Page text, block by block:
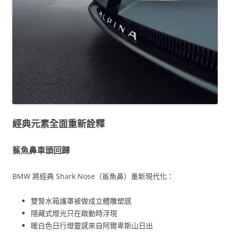
經典元素全面重新詮釋
鯊魚鼻車頭回歸
BMW 將經典 Shark Nose（鯊魚鼻）重新現代化：
雙腎水箱護罩被做成立體雕塑感
隱藏式燈光只在啟動時浮現
暖白色日行燈靈感來自阿爾卑斯山日出